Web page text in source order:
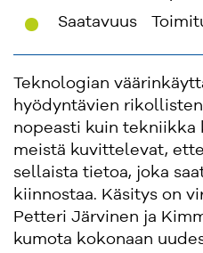
Saatavuus
Teknologian
hyödyntävien
nopeasti kuin tekniikka
meistä kuvittelevat,
sellaista tietoa, joka
kiinnostaa. Käsitys on
Petteri Järvinen ja
kumota kokonaan